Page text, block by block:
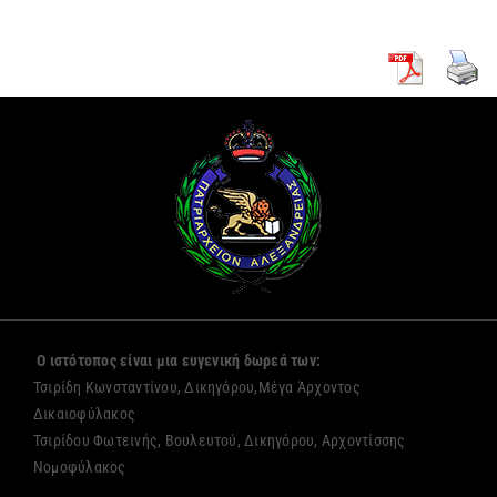
Ο ιστότοπος είναι μια ευγενική δωρεά των:
Τσιρίδη Κωνσταντίνου, Δικηγόρου,Μέγα Άρχοντος
Δικαιοφύλακος
Τσιρίδου Φωτεινής, Βουλευτού, Δικηγόρου, Αρχοντίσσης
Νομοφύλακος